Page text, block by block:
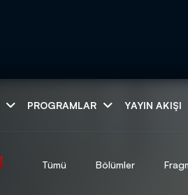
PROGRAMLAR YAYIN AKIŞI
Tümü Bölümler